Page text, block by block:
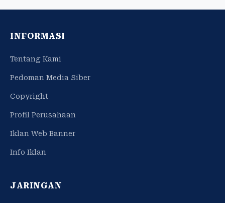
INFORMASI
Tentang Kami
Pedoman Media Siber
Copyright
Profil Perusahaan
Iklan Web Banner
Info Iklan
JARINGAN